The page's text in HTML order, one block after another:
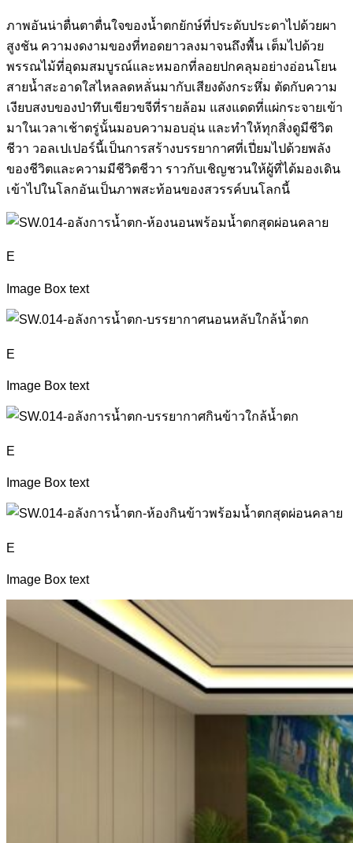
ภาพอันน่าตื่นตาตื่นใจของน้ำตกยักษ์ที่ประดับประดาไปด้วยผา
สูงชัน ความงดงามของที่ทอดยาวลงมาจนถึงพื้น เต็มไปด้วย
พรรณไม้ที่อุดมสมบูรณ์และหมอกที่ลอยปกคลุมอย่างอ่อนโยน
สายน้ำสะอาดใสไหลลดหลั่นมากับเสียงดังกระหึ่ม ตัดกับความ
เงียบสงบของป่าทึบเขียวขจีที่รายล้อม แสงแดดที่แผ่กระจายเข้า
มาในเวลาเช้าตรู่นั้นมอบความอบอุ่น และทำให้ทุกสิ่งดูมีชีวิต
ชีวา วอลเปเปอร์นี้เป็นการสร้างบรรยากาศที่เปี่ยมไปด้วยพลัง
ของชีวิตและความมีชีวิตชีวา ราวกับเชิญชวนให้ผู้ที่ได้มองเดิน
เข้าไปในโลกอันเป็นภาพสะท้อนของสวรรค์บนโลกนี้
E
Image Box text
E
Image Box text
E
Image Box text
E
Image Box text